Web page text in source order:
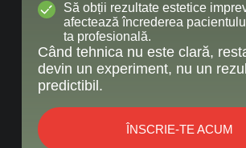
Să obții rezultate estetice
afectează încrederea
ta profesională.
Când tehnica nu este clară,
devin un experiment, nu un
predictibil.
ÎNSCRIE-TE ACUM